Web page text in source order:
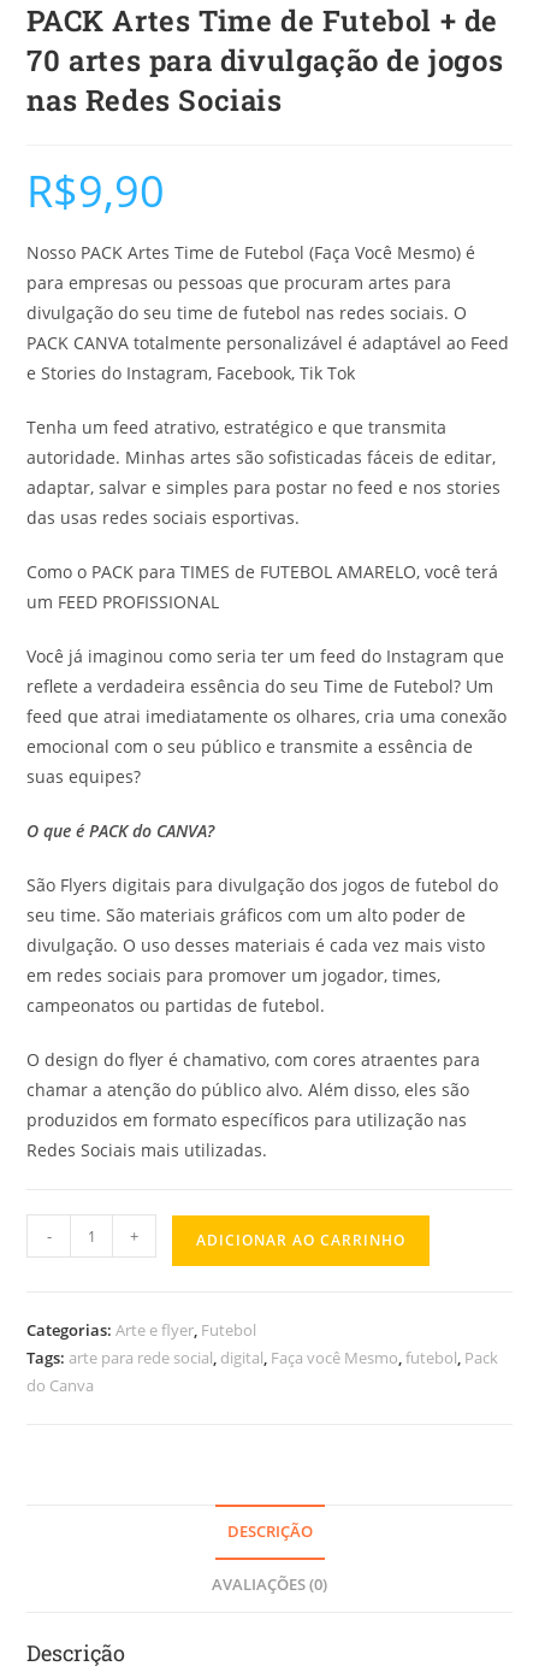
PACK Artes Time de Futebol + de
70 artes para divulgação de jogos
nas Redes Sociais
R$9,90
Nosso PACK Artes Time de Futebol (Faça Você Mesmo) é
para empresas ou pessoas que procuram artes para
divulgação do seu time de futebol nas redes sociais. O
PACK CANVA totalmente personalizável é adaptável ao Feed
e Stories do Instagram, Facebook, Tik Tok
Tenha um feed atrativo, estratégico e que transmita
autoridade. Minhas artes são sofisticadas fáceis de editar,
adaptar, salvar e simples para postar no feed e nos stories
das usas redes sociais esportivas.
Como o PACK para TIMES de FUTEBOL AMARELO, você terá
um FEED PROFISSIONAL
Você já imaginou como seria ter um feed do Instagram que
reflete a verdadeira essência do seu Time de Futebol? Um
feed que atrai imediatamente os olhares, cria uma conexão
emocional com o seu público e transmite a essência de
suas equipes?
O que é PACK do CANVA?
São Flyers digitais para divulgação dos jogos de futebol do
seu time. São materiais gráficos com um alto poder de
divulgação. O uso desses materiais é cada vez mais visto
em redes sociais para promover um jogador, times,
campeonatos ou partidas de futebol.
O design do flyer é chamativo, com cores atraentes para
chamar a atenção do público alvo. Além disso, eles são
produzidos em formato específicos para utilização nas
Redes Sociais mais utilizadas.
- + ADICIONAR AO CARRINHO
Categorias:Arte e flyer, Futebol
Tags:arte para rede social, digital, Faça você Mesmo,futebol, Pack
do Canva
DESCRIÇÃO
AVALIAÇÕES (0)
Descrição